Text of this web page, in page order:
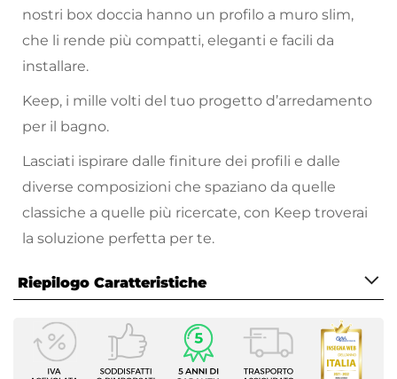
nostri box doccia hanno un profilo a muro slim,
che li rende più compatti, eleganti e facili da
installare.
Keep, i mille volti del tuo progetto d’arredamento
per il bagno.
Lasciati ispirare dalle finiture dei profili e dalle
diverse composizioni che spaziano da quelle
classiche a quelle più ricercate, con Keep troverai
la soluzione perfetta per te.
Riepilogo Caratteristiche
Caratteristiche
Tipologia
Walk-in